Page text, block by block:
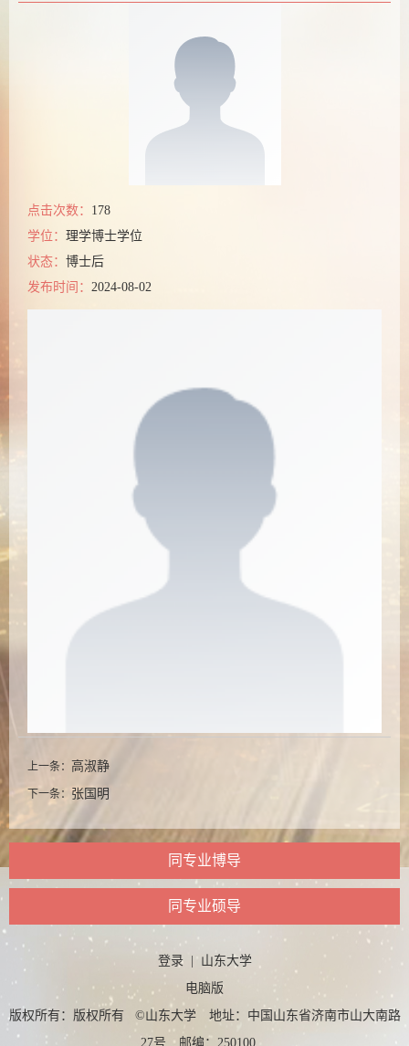
点击次数： 178
学位： 理学博士学位
状态： 博士后
发布时间： 2024-08-02
上一条： 高淑静
下一条： 张国明
同专业博导
同专业硕导
登录| 山东大学
电脑版
版权所有：版权所有 ©山东大学 地址：中国山东省济南市山大南路
27号 邮编：250100